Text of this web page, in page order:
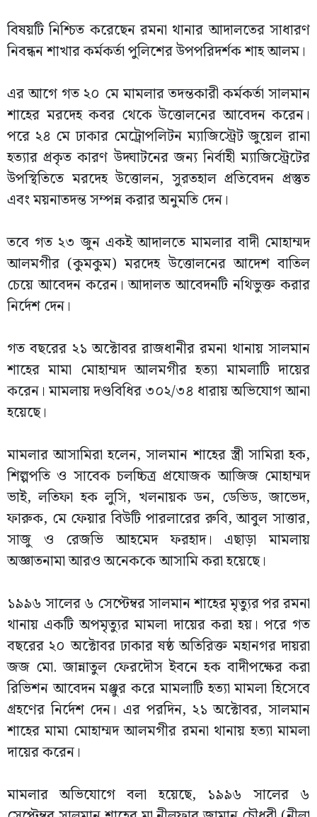
বিষয়টি নিশ্চিত করেছেন রমনা থানার আদালতের সাধারণ
নিবন্ধন শাখার কর্মকর্তা পুলিশের উপপরিদর্শক শাহ আলম।
এর আগে গত ২০ মে মামলার তদন্তকারী কর্মকর্তা সালমান
শাহের মরদেহ কবর থেকে উত্তোলনের আবেদন করেন।
পরে ২৪ মে ঢাকার মেট্রোপলিটন ম্যাজিস্ট্রেট জুয়েল রানা
হত্যার প্রকৃত কারণ উদ্ঘাটনের জন্য নির্বাহী ম্যাজিস্ট্রেটের
উপস্থিতিতে মরদেহ উত্তোলন, সুরতহাল প্রতিবেদন প্রস্তুত
এবং ময়নাতদন্ত সম্পন্ন করার অনুমতি দেন।
তবে গত ২৩ জুন একই আদালতে মামলার বাদী মোহাম্মদ
আলমগীর (কুমকুম) মরদেহ উত্তোলনের আদেশ বাতিল
চেয়ে আবেদন করেন। আদালত আবেদনটি নথিভুক্ত করার
নির্দেশ দেন।
গত বছরের ২১ অক্টোবর রাজধানীর রমনা থানায় সালমান
শাহের মামা মোহাম্মদ আলমগীর হত্যা মামলাটি দায়ের
করেন। মামলায় দণ্ডবিধির ৩০২/৩৪ ধারায় অভিযোগ আনা
হয়েছে।
মামলার আসামিরা হলেন, সালমান শাহের স্ত্রী সামিরা হক,
শিল্পপতি ও সাবেক চলচ্চিত্র প্রযোজক আজিজ মোহাম্মদ
ভাই, লতিফা হক লুসি, খলনায়ক ডন, ডেভিড, জাভেদ,
ফারুক, মে ফেয়ার বিউটি পারলারের রুবি, আবুল সাত্তার,
সাজু ও রেজভি আহমেদ ফরহাদ। এছাড়া মামলায়
অজ্ঞাতনামা আরও অনেককে আসামি করা হয়েছে।
১৯৯৬ সালের ৬ সেপ্টেম্বর সালমান শাহের মৃত্যুর পর রমনা
থানায় একটি অপমৃত্যুর মামলা দায়ের করা হয়। পরে গত
বছরের ২০ অক্টোবর ঢাকার ষষ্ঠ অতিরিক্ত মহানগর দায়রা
জজ মো. জান্নাতুল ফেরদৌস ইবনে হক বাদীপক্ষের করা
রিভিশন আবেদন মঞ্জুর করে মামলাটি হত্যা মামলা হিসেবে
গ্রহণের নির্দেশ দেন। এর পরদিন, ২১ অক্টোবর, সালমান
শাহের মামা মোহাম্মদ আলমগীর রমনা থানায় হত্যা মামলা
দায়ের করেন।
মামলার অভিযোগে বলা হয়েছে, ১৯৯৬ সালের ৬